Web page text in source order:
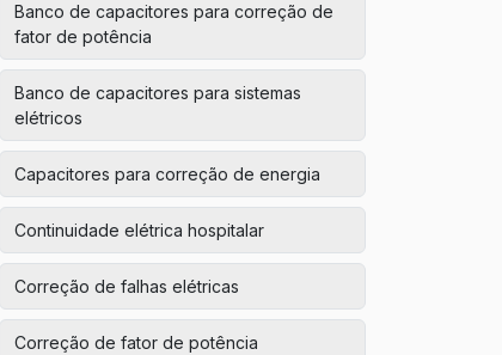
Banco de capacitores para correção de
fator de potência
Banco de capacitores para sistemas
elétricos
Capacitores para correção de energia
Continuidade elétrica hospitalar
Correção de falhas elétricas
Correção de fator de potência